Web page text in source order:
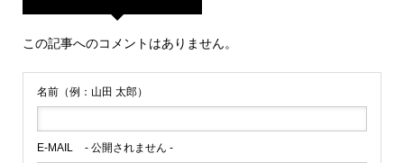
この記事へのコメントはありません。
名前（例：山田 太郎）
E-MAIL - 公開されません -